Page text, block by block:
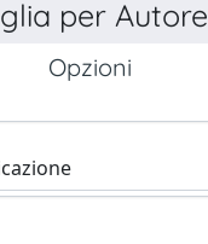
per Autore
Opzioni